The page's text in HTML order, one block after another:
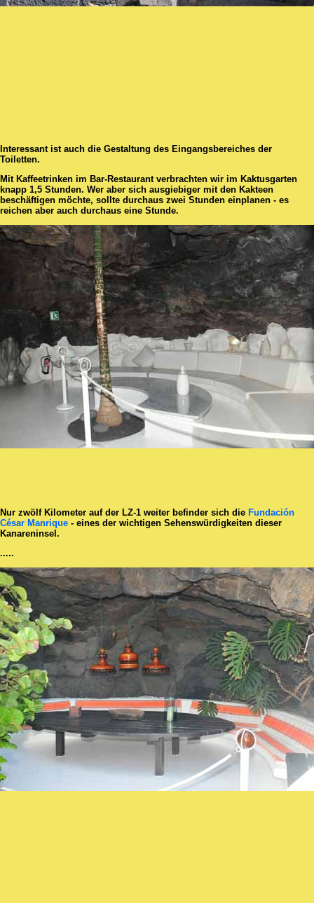
Interessant ist auch die Gestaltung des Eingangsbereiches der
Toiletten.
Mit Kaffeetrinken im Bar-Restaurant verbrachten wir im Kaktusgarten
knapp 1,5 Stunden. Wer aber sich ausgiebiger mit den Kakteen
beschäftigen möchte, sollte durchaus zwei Stunden einplanen - es
reichen aber auch durchaus eine Stunde.
Nur zwölf Kilometer auf der LZ-1 weiter befinder sich die Fundación
César Manrique - eines der wichtigen Sehenswürdigkeiten dieser
Kanareninsel.
.....